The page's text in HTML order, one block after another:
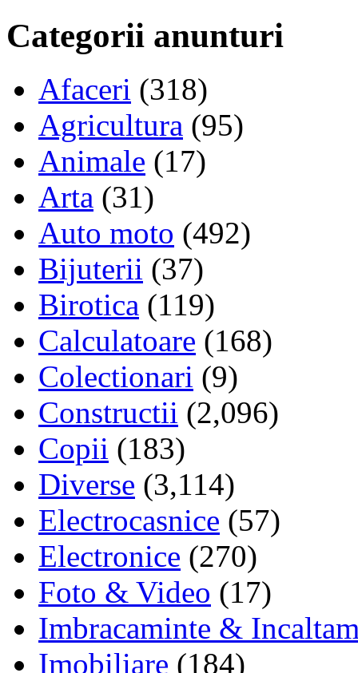
Categorii anunturi
Afaceri (318)
Agricultura (95)
Animale (17)
Arta (31)
Auto moto (492)
Bijuterii (37)
Birotica (119)
Calculatoare (168)
Colectionari (9)
Constructii (2,096)
Copii (183)
Diverse (3,114)
Electrocasnice (57)
Electronice (270)
Foto & Video (17)
Imbracaminte &
Imobiliare (184)